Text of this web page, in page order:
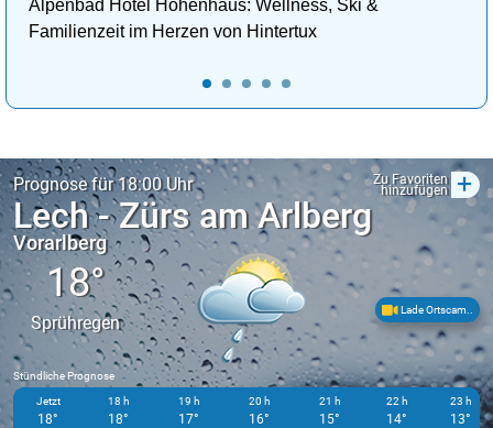
Alpenbad Hotel Hohenhaus: Wellness, Ski &
Familienzeit im Herzen von Hintertux
Prognose für 18:00 Uhr Zu Favoriten
hinzufügen +
Lech - Zürs am Arlberg
Vorarlberg
18°
Sprühregen
Lade Ortscam..
Stündliche Prognose
Jetzt
18°
18 h
18°
19 h
17°
20 h
16°
21 h
15°
22 h
14°
23 h
13°